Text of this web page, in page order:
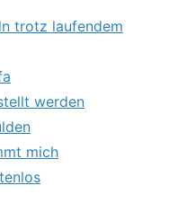
trotz laufendem
werden
mich